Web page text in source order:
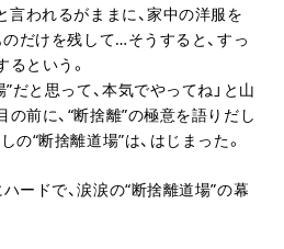
言われるがままに、家中の洋服を
だけを残して…そうすると、すっ
という。
だと思って、本気でやってね」と山
前に、“断捨離”の極意を語りだし
の“断捨離道場”は、はじまった。
ードで、涙涙の“断捨離道場”の幕